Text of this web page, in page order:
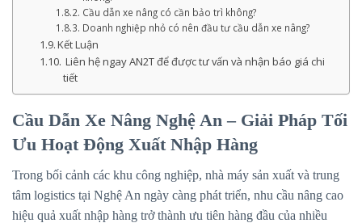
Cầu dẫn xe nâng có cần bảo trì không?
Doanh nghiệp nhỏ có nên đầu tư cầu dẫn xe nâng?
Kết Luận
Liên hệ ngay AN2T để được tư vấn và nhận báo giá chi
tiết
Cầu Dẫn Xe Nâng Nghệ An – Giải Pháp Tối
Ưu Hoạt Động Xuất Nhập Hàng
Trong bối cảnh các khu công nghiệp, nhà máy sản xuất và trung
tâm logistics tại Nghệ An ngày càng phát triển, nhu cầu nâng cao
hiệu quả xuất nhập hàng trở thành ưu tiên hàng đầu của nhiều